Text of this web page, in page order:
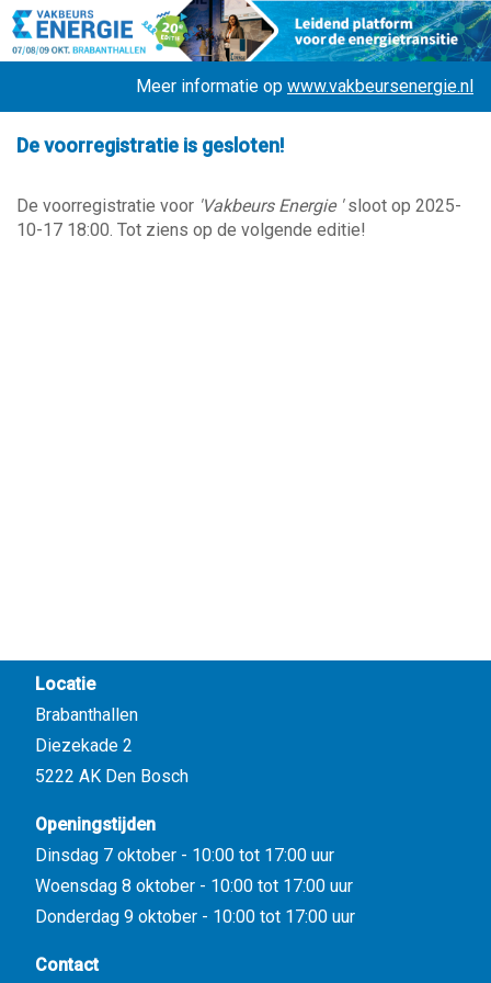
Meer informatie op www.vakbeursenergie.nl
De voorregistratie is gesloten!
De voorregistratie voor 'Vakbeurs Energie ' sloot op 2025-
10-17 18:00. Tot ziens op de volgende editie!
Locatie
Brabanthallen
Diezekade 2
5222 AK Den Bosch
Openingstijden
Dinsdag 7 oktober - 10:00 tot 17:00 uur
Woensdag 8 oktober - 10:00 tot 17:00 uur
Donderdag 9 oktober - 10:00 tot 17:00 uur
Contact